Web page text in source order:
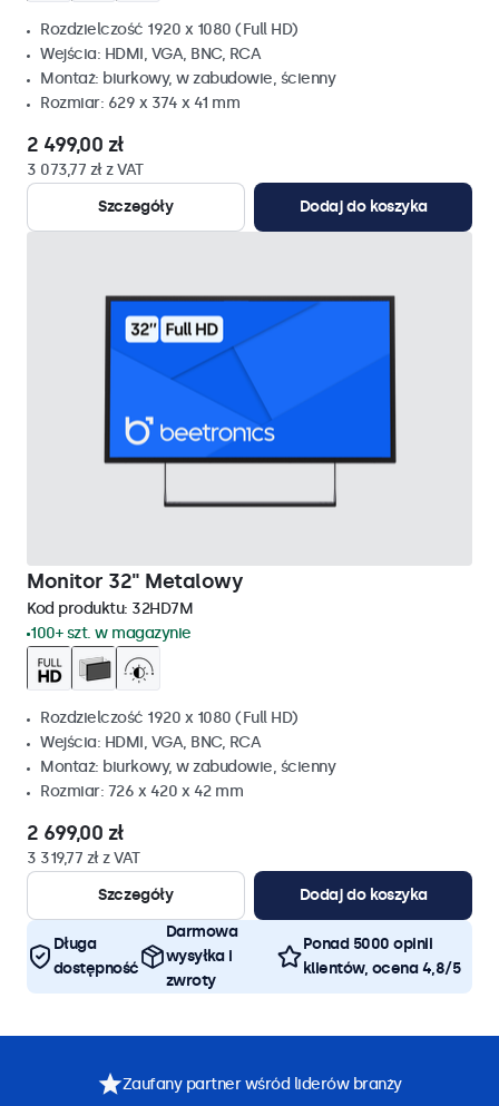
Rozdzielczość 1920 x 1080 (Full HD)
Wejścia: HDMI, VGA, BNC, RCA
Montaż: biurkowy, w zabudowie, ścienny
Rozmiar: 629 x 374 x 41 mm
2 499,00 zł
3 073,77 zł z VAT
Szczegóły
Dodaj do koszyka
Monitor 32" Metalowy
Kod produktu: 32HD7M
100+ szt. w magazynie
Rozdzielczość 1920 x 1080 (Full HD)
Wejścia: HDMI, VGA, BNC, RCA
Montaż: biurkowy, w zabudowie, ścienny
Rozmiar: 726 x 420 x 42 mm
2 699,00 zł
3 319,77 zł z VAT
Szczegóły
Dodaj do koszyka
Długa
dostępność
Darmowa
wysyłka i
zwroty
Ponad 5000 opinii
klientów, ocena 4,8/5
Zaufany partner wśród liderów branży